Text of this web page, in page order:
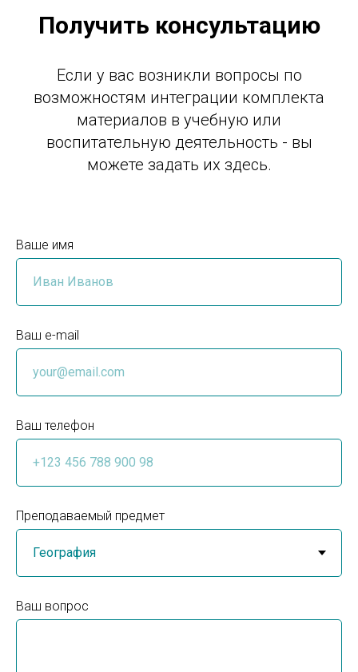
Получить консультацию
Если у вас возникли вопросы по
возможностям интеграции комплекта
материалов в учебную или
воспитательную деятельность - вы
можете задать их здесь.
Ваше имя
Ваш e-mail
Ваш телефон
Преподаваемый предмет
Ваш вопрос